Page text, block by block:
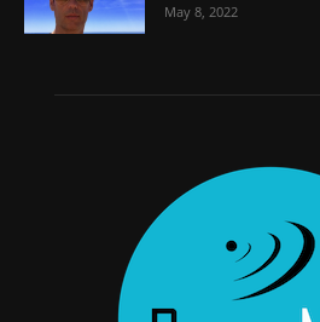
May 8, 2022